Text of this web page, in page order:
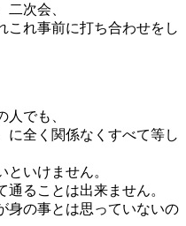
次会、
これ事前に打ち合わせをし
でも、
に全く関係なくすべて等し
といけません。
ることは出来ません。
身の事とは思っていないの